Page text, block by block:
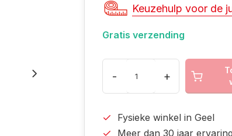
Keuzehulp voor de
Gratis verzending
- +
Fysieke winkel in Geel
Meer dan 30 jaar ervaring